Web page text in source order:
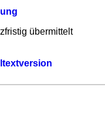
übermittelt